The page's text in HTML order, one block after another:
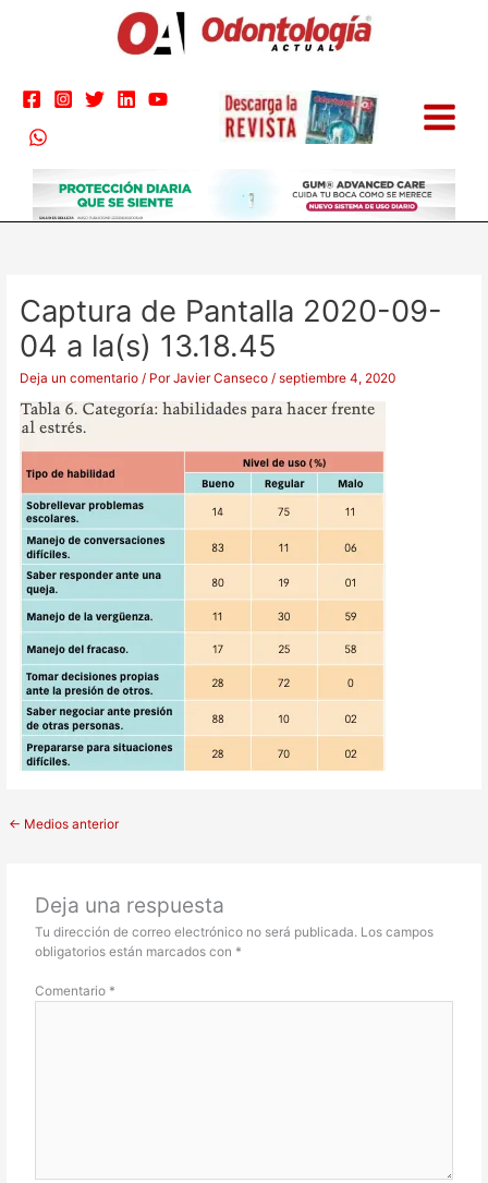
Captura de Pantalla 2020-09-
04 a la(s) 13.18.45
Deja un comentario / PorJavier Canseco/septiembre 4, 2020
← Medios anterior
Deja una respuesta
Tu dirección de correo electrónico no será publicada. Los campos
obligatorios están marcados con *
Comentario *